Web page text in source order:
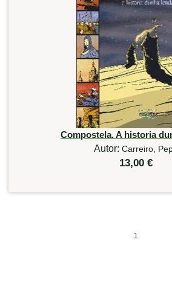
Compostela. A historia
Autor: Carreiro,
13,00 €
1